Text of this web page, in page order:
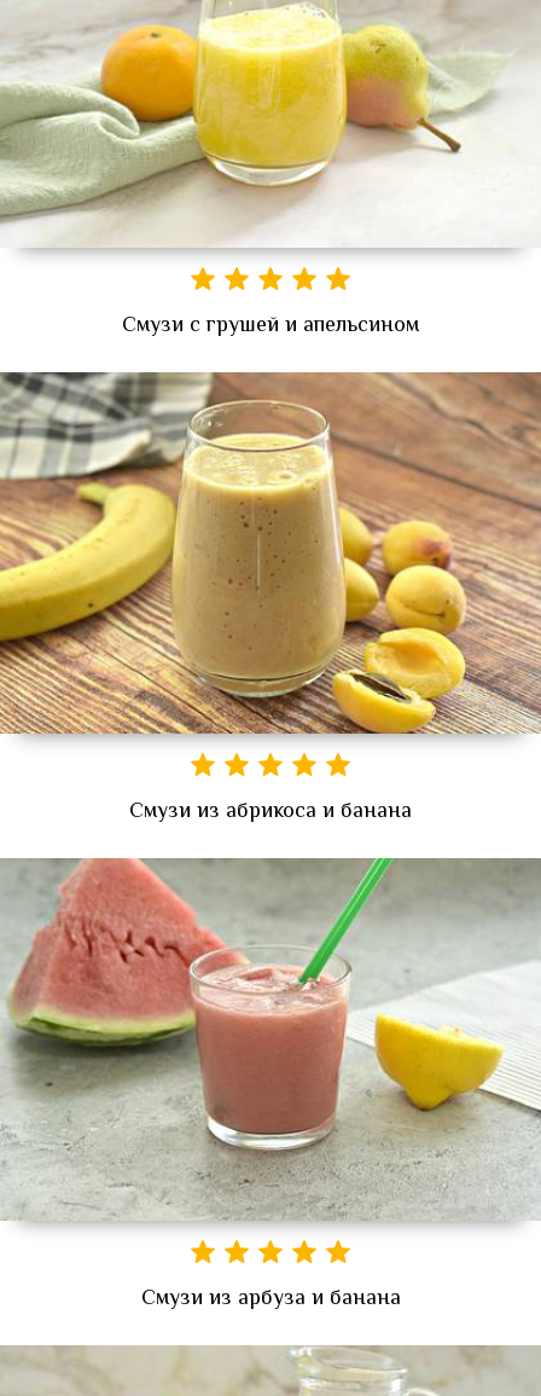
Смузи с грушей и апельсином
Смузи из абрикоса и банана
Смузи из арбуза и банана